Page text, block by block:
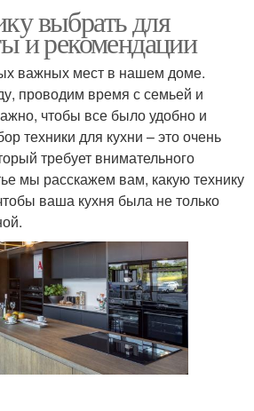
выбрать для
и рекомендации
важных мест в нашем доме.
проводим время с семьей и
чтобы все было удобно и
техники для кухни – это очень
требует внимательного
мы расскажем вам, какую технику
ваша кухня была не только